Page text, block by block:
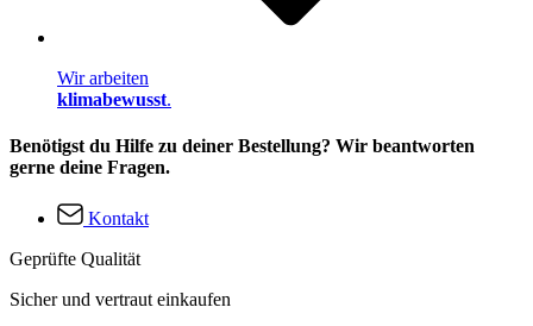
Wir arbeiten
klimabewusst.
Benötigst du Hilfe zu deiner Bestellung? Wir beantworten
gerne deine Fragen.
Kontakt
Geprüfte Qualität
Sicher und vertraut einkaufen